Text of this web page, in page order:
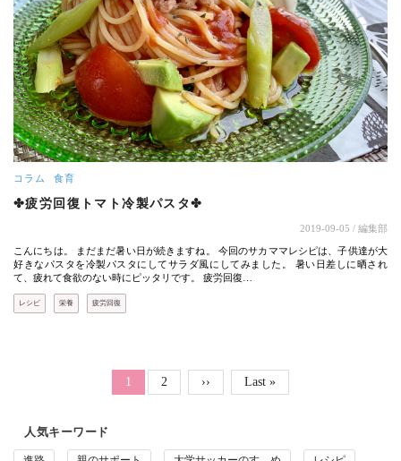
コラム 食育
✤疲労回復トマト冷製パスタ✤
2019-09-05 / 編集部
こんにちは。 まだまだ暑い日が続きますね。 今回のサカママレシピは、子供達が大
好きなパスタを冷製パスタにしてサラダ風にしてみました。 暑い日差しに晒され
て、疲れて食欲のない時にピッタリです。 疲労回復…
レシピ 栄養 疲労回復
ページ送り
カレントページ
1 Page
2 次ページ
›› 最終ページ
Last »
人気キーワード